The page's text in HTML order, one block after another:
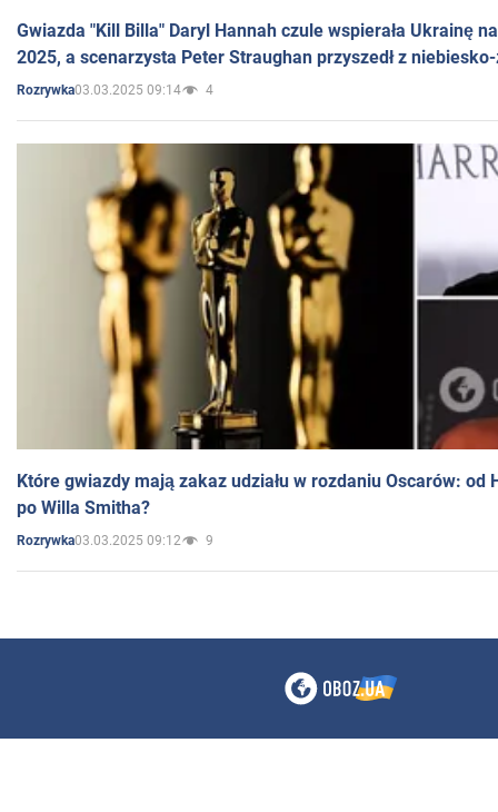
Gwiazda "Kill Billa" Daryl Hannah czule wspierała Ukrainę
2025, a scenarzysta Peter Straughan przyszedł z
Rozrywka03.03.2025 09:14 4
Które gwiazdy mają zakaz udziału w rozdaniu Oscarów: od
po Willa Smitha?
Rozrywka03.03.2025 09:12 9